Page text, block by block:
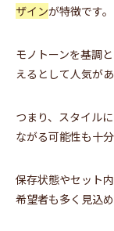
ザインが特徴です。
モノトーンを基調
えるとして人気があ
つまり、スタイル
ながる可能性も十
保存状態やセット
希望者も多く見込め